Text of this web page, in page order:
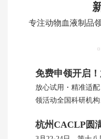
专注动物血液制品
放心试用・精准适
领活动全国科研机构